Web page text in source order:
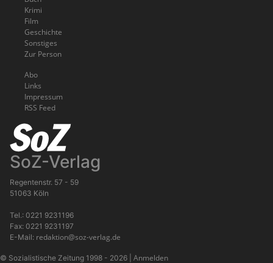
Krimi
Film
Geschichte
Sonstiges
Zur Person
Abo
Links
Impressum
RSS Feed
SoZ-Verlag
Regentenstr. 57 - 59
51063 Köln
Tel.: 0221 9231196
Fax: 0221 9231197
E-Mail: redaktion@soz-verlag.de
© Sozialistische Zeitung 1998 - 2026 Anmelden